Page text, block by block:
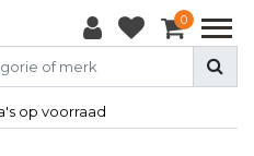
0
op voorraad